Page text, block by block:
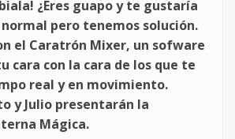
¿Eres guapo y te gustaría
pero tenemos solución.
el Caratrón Mixer, un sofware
cara con la cara de los que te
real y en movimiento.
y Julio presentarán la
Mágica.